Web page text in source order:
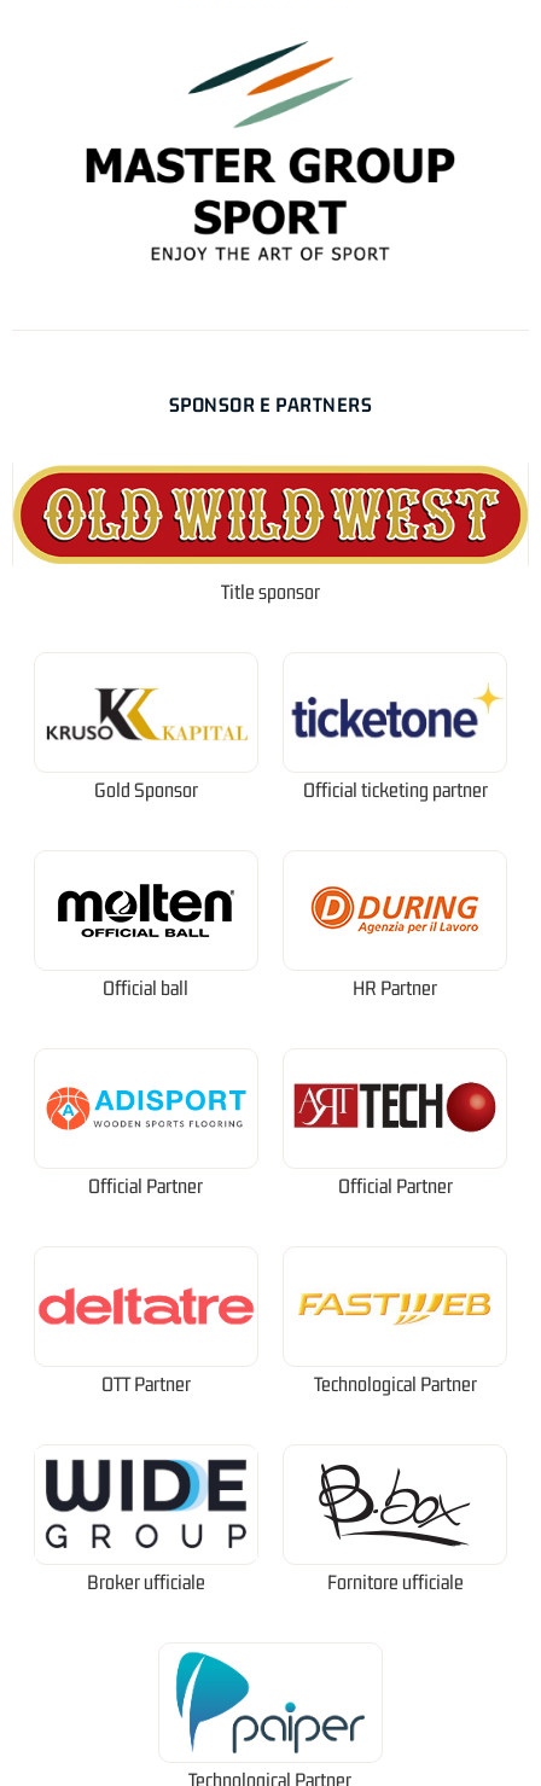
SPONSOR E PARTNERS
Title sponsor
Gold Sponsor Official ticketing partner
Official ball HR Partner
Official Partner Official Partner
OTT Partner Technological Partner
Broker ufficiale Fornitore ufficiale
Technological Partner